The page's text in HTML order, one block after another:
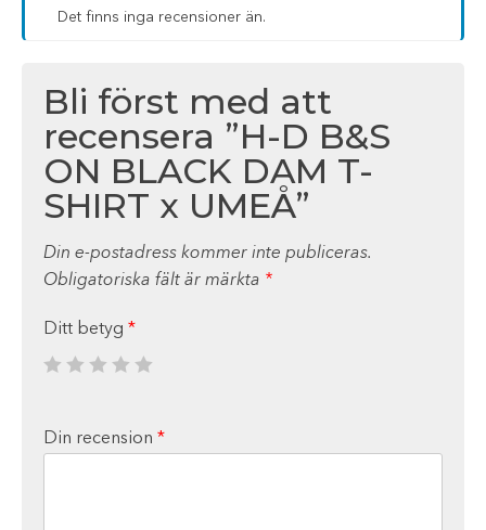
Det finns inga recensioner än.
Bli först med att
recensera ”H-D B&S
ON BLACK DAM T-
SHIRT x UMEÅ”
Din e-postadress kommer inte publiceras.
Obligatoriska fält är märkta *
Ditt betyg *
Din recension *